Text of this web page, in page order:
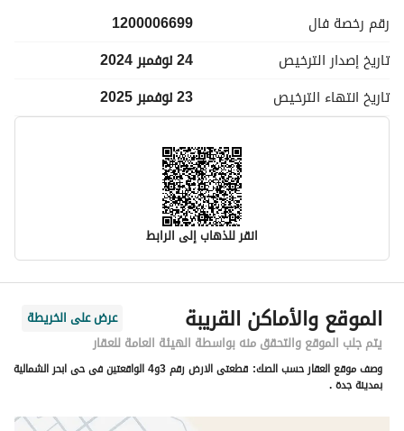
رقم رخصة فال
1200006699
تاريخ إصدار الترخيص
24 نوفمبر 2024
تاريخ انتهاء الترخيص 23 نوفمبر 2025
انقر للذهاب إلى الرابط
معلومات مسؤول الإعلان
اسم المسؤول
-
رقم المسؤول
-
الموقع والأماكن القريبة
عرض على الخريطة
يتم جلب الموقع والتحقق منه بواسطة الهيئة العامة للعقار
وصف موقع العقار حسب الصك:
قطعتى الارض رقم 3و4 الواقعتين فى حى ابحر الشمالية
بمدينة جدة .